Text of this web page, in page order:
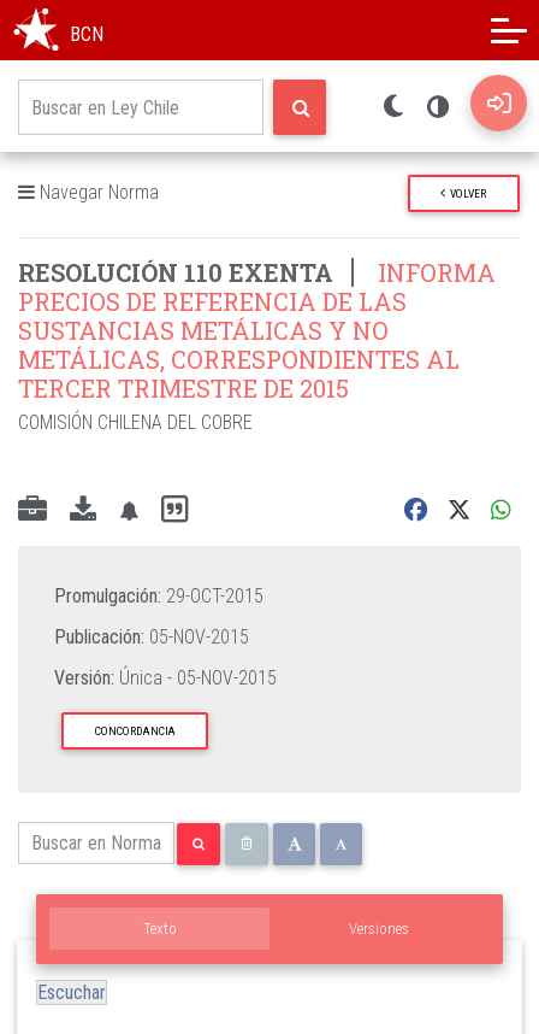
BCN
Navegar Norma VOLVER
RESOLUCIÓN 110 EXENTA
INFORMA
PRECIOS DE REFERENCIA DE LAS
SUSTANCIAS METÁLICAS Y NO
METÁLICAS, CORRESPONDIENTES AL
TERCER TRIMESTRE DE 2015
COMISIÓN CHILENA DEL COBRE
Promulgación: 29-OCT-2015
Publicación: 05-NOV-2015
Versión: Única - 05-NOV-2015
CONCORDANCIA
Texto Versiones
Escuchar